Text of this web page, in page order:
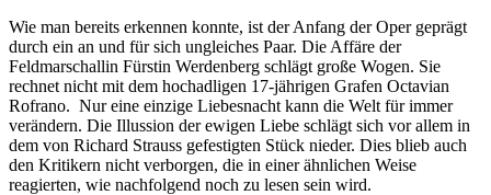
Wie man bereits erkennen konnte, ist der Anfang der Oper geprägt
durch ein an und für sich ungleiches Paar. Die Affäre der
Feldmarschallin Fürstin Werdenberg schlägt große Wogen. Sie
rechnet nicht mit dem hochadligen 17-jährigen Grafen Octavian
Rofrano. Nur eine einzige Liebesnacht kann die Welt für immer
verändern. Die Illussion der ewigen Liebe schlägt sich vor allem in
dem von Richard Strauss gefestigten Stück nieder. Dies blieb auch
den Kritikern nicht verborgen, die in einer ähnlichen Weise
reagierten, wie nachfolgend noch zu lesen sein wird.